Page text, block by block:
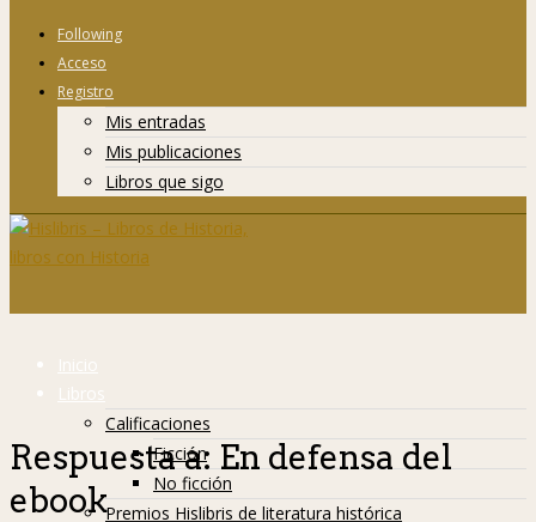
Following
Acceso
Registro
Mis entradas
Mis publicaciones
Libros que sigo
Inicio
Libros
Calificaciones
Ficción
No ficción
Premios Hislibris de literatura histórica
Respuesta a: En defensa del
ebook